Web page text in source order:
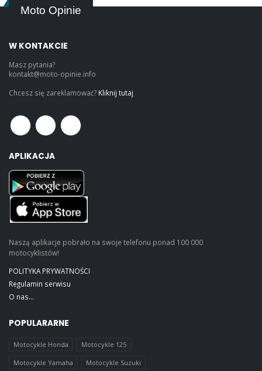
Moto Opinie
W KONTAKCIE
Masz pytania?
kontakt@moto-opinie.info
Chcesz się zareklamować? Kliknij tutaj
APLIKACJA
Naszą aplikacje pobrało na swoje telefonu ponad 100 000
motocyklistów!
POLITYKA PRYWATNOŚCI
Regulamin serwisu
O nas...
POPULARARNE
Motocykle Honda Motocykle 125
Motocykle Yamaha Motocykle Suzuki